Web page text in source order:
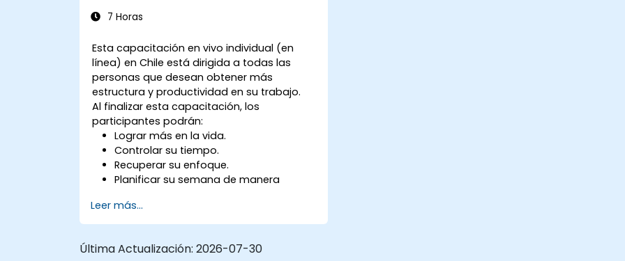
7 Horas
Esta capacitación en vivo individual (en
línea) en Chile está dirigida a todas las
personas que desean obtener más
estructura y productividad en su trabajo.
Al finalizar esta capacitación, los
participantes podrán:
Lograr más en la vida.
Controlar su tiempo.
Recuperar su enfoque.
Planificar su semana de manera
Saber cómo manejar el estrés.
Leer más...
Última Actualización: 2026-07-30